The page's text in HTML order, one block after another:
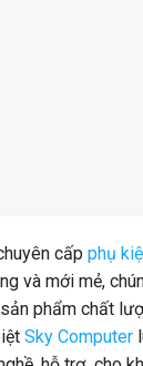
cấp phụ
và mới mẻ,
phẩm chất
Sky Computer